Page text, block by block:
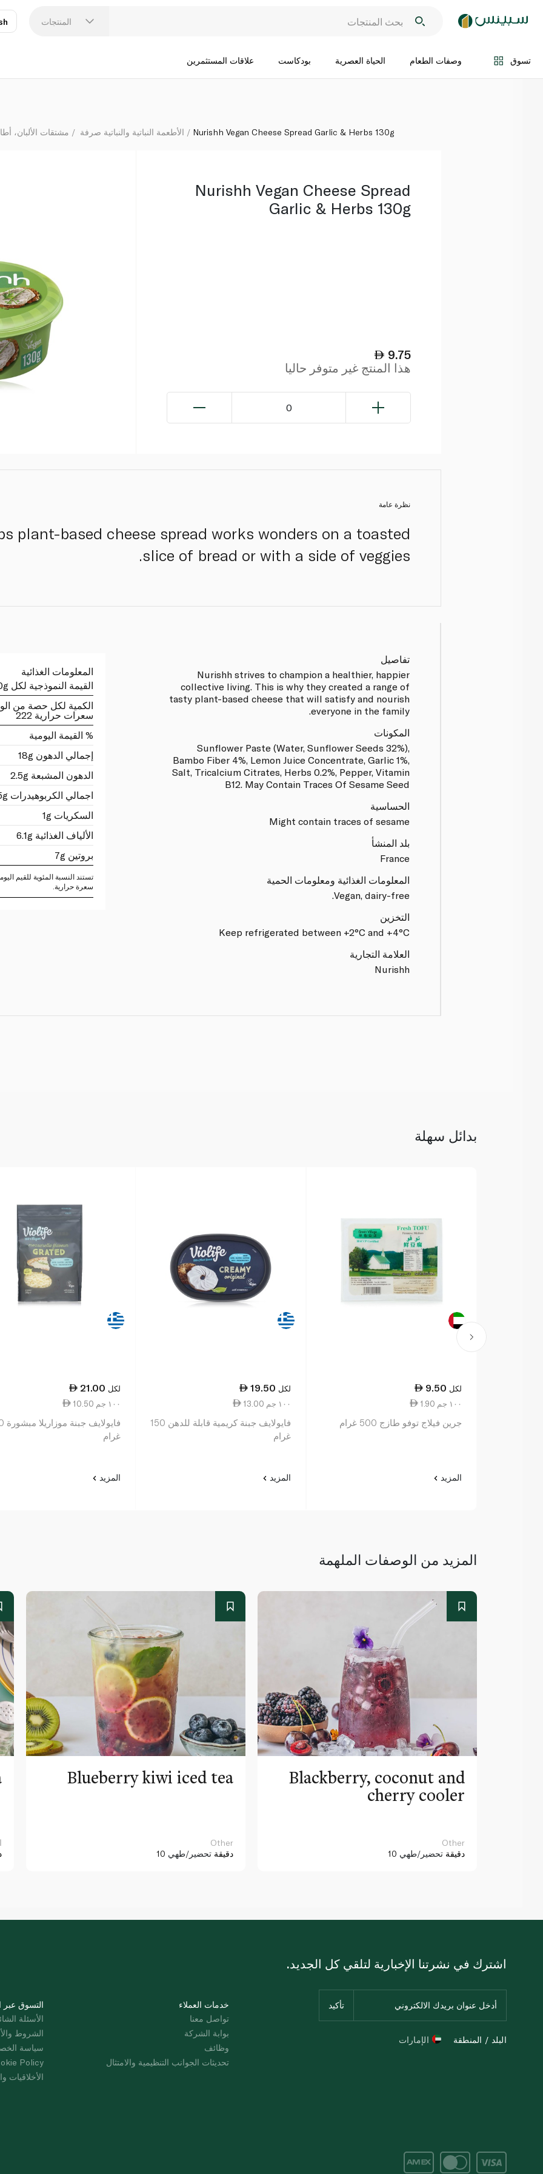
المنتجات
تسوق وصفات الطعام الحياة العصرية بودكاست علاقات المستثمرين
اضف الى السلة
مشتقات الألبان، الأطعمة النباتية والنباتية صرفة Nurishh Vegan Cheese Spread Garlic & Herbs 130g
Nurishh Vegan Cheese Spread
Garlic & Herbs 130g
9.75
هذا المنتج غير متوفر حاليا
0
نظرة عامة
plant-based cheese spread works wonders on a toasted
slice of bread or with a side of veggies.
تفاصيل
Nurishh strives to champion a healthier, happier
collective living. This is why they created a range of
tasty plant-based cheese that will satisfy and nourish
everyone in the family.
المكونات
Sunflower Paste (Water, Sunflower Seeds 32%),
Bambo Fiber 4%, Lemon Juice Concentrate, Garlic 1%,
Salt, Tricalcium Citrates, Herbs 0.2%, Pepper, Vitamin
B12. May Contain Traces Of Sesame Seed
الحساسية
Might contain traces of sesame
بلد المنشأ
France
المعلومات الغذائية ومعلومات الحمية
Vegan, dairy-free.
التخزين
Keep refrigerated between +2°C and +4°C
العلامة التجارية
Nurishh
المعلومات الغذائية
القيمة النموذجية لكل 100g
الكمية لكل حصة من
سعرات حرارية 222
% القيمة اليومية
إجمالي الدهون 18g
الدهون المشبعة 2.5g
اجمالي الكربوهيدرات 5g
السكريات 1g
الألياف الغذائية 6.1g
بروتين 7g
سعرة حرارية.
بدائل سهلة
9.50 لكل
1.90 ١٠٠ جم
جرين فيلاج توفو طازج 500 غرام
المزيد
19.50 لكل
13.00 ١٠٠ جم
فايولايف جبنة كريمية قابلة للدهن 150
غرام
المزيد
21.00 لكل
10.50 ١٠٠ جم
غرام
المزيد
المزيد من الوصفات الملهمة
Blueberry kiwi iced tea
Other
10 دقيقة تحضير/طهي
Blackberry, coconut and
cherry cooler
Other
10 دقيقة تحضير/طهي
التسوق عبر
الأسئلة
الشروط
سياسة
Policy
الأخلاقيات
خدمات العملاء
تواصل معنا
بوابة الشركة
وظائف
تحديثات الجوانب التنظيمية والامتثال
اشترك في نشرتنا الإخبارية لتلقي كل الجديد.
البلد / المنطقة الإمارات